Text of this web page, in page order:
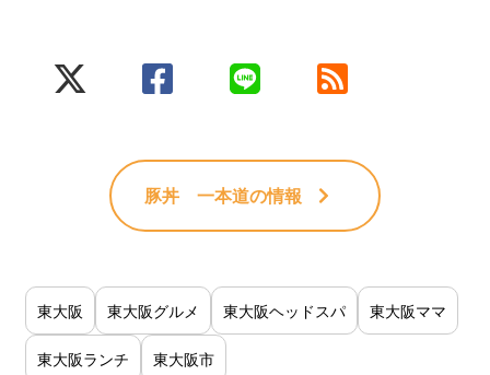
豚丼 一本道の情報
東大阪 東大阪グルメ 東大阪ヘッドスパ 東大阪ママ
東大阪ランチ 東大阪市